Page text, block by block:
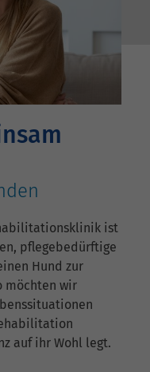
ist
pflegebedürftige
Hund zur
möchten wir
auf ihr Wohl legt.